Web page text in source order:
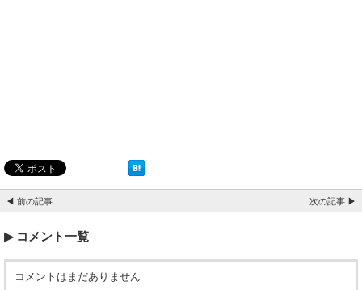
◀ 前の記事 次の記事 ▶
コメント一覧
コメントはまだありません